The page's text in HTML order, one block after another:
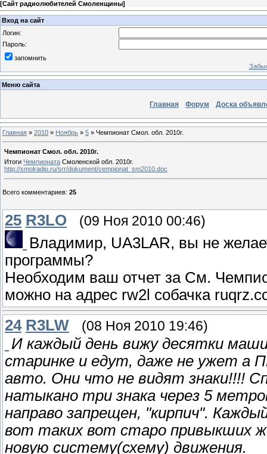
[Сайт радиолюбителей Смоленщины]
Вход на сайт
Логин:
Пароль:
запомнить
Меню сайта
Главная Форум Доска
Главная » 2010 » Ноябрь » 5 » Чемпионат Смол. обл. 2010г.
Чемпионат Смол. обл. 2010г.
Итоги Чемпионата Смоленской обл. 2010г.
http://smolradio.ru/srr/dokument/cempionat_sm2010.doc
Всего комментариев: 25
25 R3LO (09 Ноя 2010 00:46)
Владимир, UA3LAR, вы не
программы?
Необходим ваш отчет за См.
можно на адрес rw2l собачка
24 R3LW (08 Ноя 2010 19:46)
И каждый день вижу десятки
старинке и едут, даже не ужет а
авто. Они что не видят знаки!!!!
натыкано три знака через 5
направо запрещен, "кирпич".
вот таких вот старо привыкших
новую систему(схему) движения.